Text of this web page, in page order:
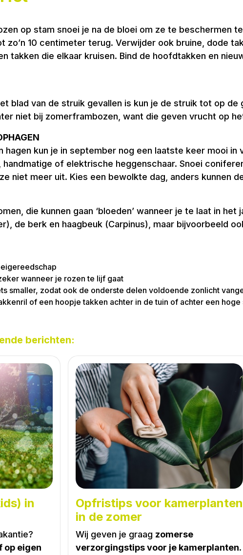
op stam snoei je na de bloei om ze te beschermen
zo’n 10 centimeter terug. Verwijder ook bruine, dode
takken die elkaar kruisen. Bind de hoofdtakken en
blad van de struik gevallen is kun je de struik tot op
niet bij zomerframbozen, want die geven vrucht op het
hagen kun je in september nog een laatste keer mooi
handmatige of elektrische heggenschaar. Snoei
niet meer uit. Kies een bewolkte dag, anders kunnen
die kunnen gaan ‘bloeden’ wanneer je te laat in
de berk en haagbeuk (Carpinus), maar bijvoorbeeld
wanneer je rozen te lijf gaat
smaller, zodat ook de onderste delen voldoende zonlicht
of een hoopje takken achter in de tuin of achter een
berichten:
in
op eigen
Opfristips voor kamerplanten
in de zomer
Wij geven je graag zomerse
verzorgingstips voor je kamerplanten.